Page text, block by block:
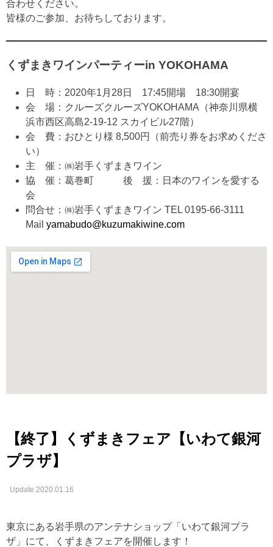
合わせください。
皆様のご参加、お待ちしております。
くずまきワインパーティーin YOKOHAMA
日 時：2020年1月28日 17:45開場 18:30開宴
会 場：クルーズクルーズYOKOHAMA（神奈川県横
浜市西区高島2-19-12 スカイビル27階）
会 費：おひとり様 8,500円（前売り券をお求めくださ
い）
主 催：㈱岩手くずまきワイン
協 催：葛巻町 後 援：日本のワインを愛する
会
問合せ：㈱岩手くずまきワイン TEL 0195-66-3111
Mail yamabudo@kuzumakiwine.com
【終了】くずまきフェア【いわて銀河
プラザ】
Update 2020.01.16
東京にある岩手県のアンテナショップ「いわて銀河プラ
ザ」にて、くずまきフェアを開催します！